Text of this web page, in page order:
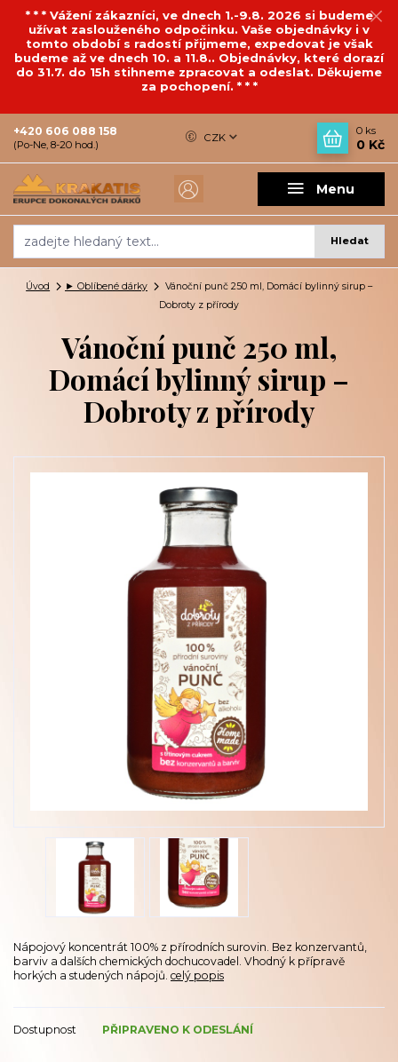
* * * Vážení zákazníci, ve dnech 1.-9.8. 2026 si budeme
užívat zaslouženého odpočinku. Vaše objednávky i v
tomto období s radostí přijmeme, expedovat je však
budeme až ve dnech 10. a 11.8.. Objednávky, které dorazí
do 31.7. do 15h stihneme zpracovat a odeslat. Děkujeme
za pochopení. * * *
Menu
CZK
Hledat
+420 606 088 158
(Po-Ne, 8-20 hod.)
0 ks
0 Kč
Úvod ► Oblíbené dárky
Vánoční punč 250 ml, Domácí bylinný sirup –
Dobroty z přírody
Vánoční punč 250 ml,
Domácí bylinný sirup –
Dobroty z přírody
Nápojový koncentrát 100% z přírodních surovin. Bez konzervantů,
barviv a dalších chemických dochucovadel. Vhodný k přípravě
horkých a studených nápojů. celý popis
Dostupnost PŘIPRAVENO K ODESLÁNÍ